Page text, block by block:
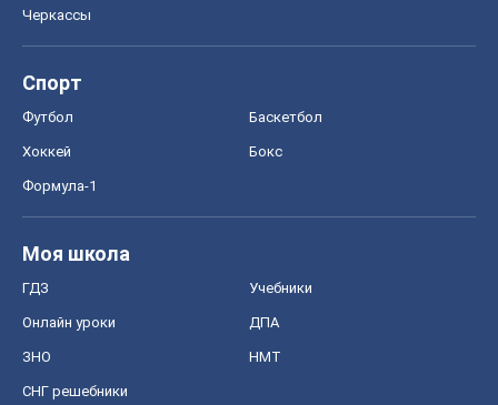
Черкассы
Спорт
Футбол Баскетбол
Хоккей Бокс
Формула-1
Моя школа
ГДЗ Учебники
Онлайн уроки ДПА
ЗНО НМТ
СНГ решебники